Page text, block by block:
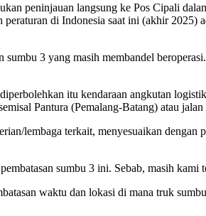
peninjauan langsung ke Pos Cipali
di Indonesia saat ini (akhir 2025)
3 yang masih membandel
itu kendaraan angkutan
Pantura (Pemalang-Batang) atau
lembaga terkait, menyesuaikan
sumbu 3 ini. Sebab, masih
waktu dan lokasi di mana truk